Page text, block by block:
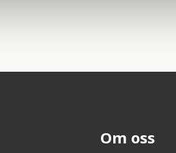
Om oss